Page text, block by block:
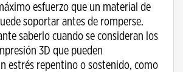
esfuerzo que un material de
soportar antes de romperse.
saberlo cuando se consideran los
3D que pueden
estrés repentino o sostenido, como